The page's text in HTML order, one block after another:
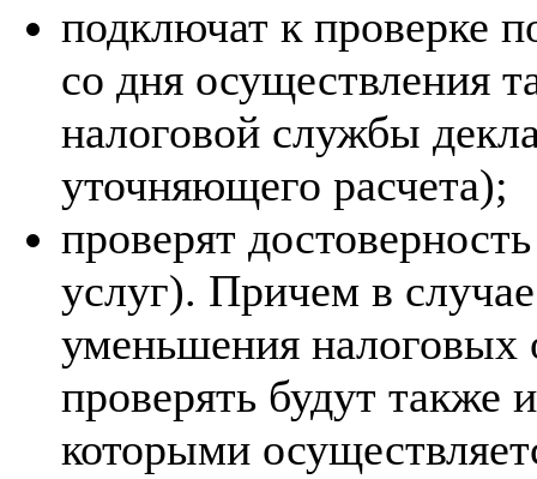
подключат к проверке
со дня осуществления
налоговой службы
уточняющего расчета);
проверят
услуг). Причем в
уменьшения налоговых
проверять будут также
которыми